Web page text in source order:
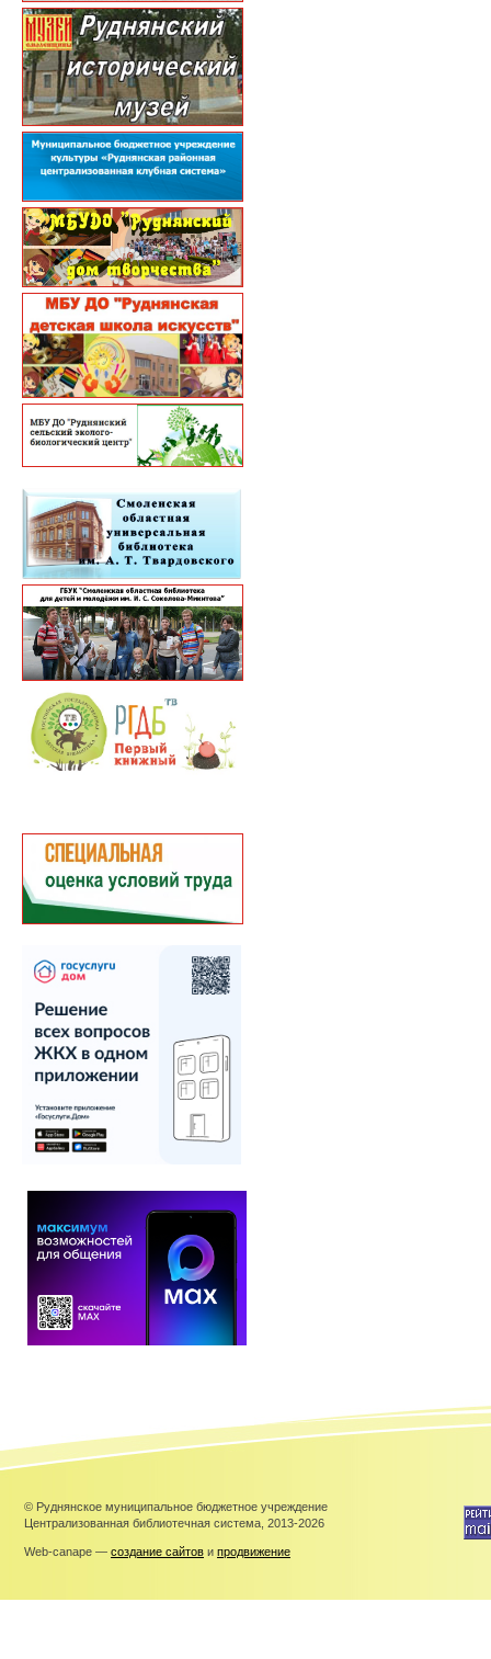
© Руднянское муниципальное бюджетное учреждение
Централизованная библиотечная система, 2013-2026
Web-canape — создание сайтов и продвижение